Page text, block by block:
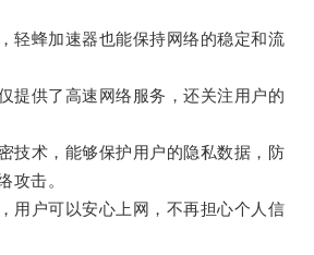
蜂加速器也能保持网络的稳定和流
供了高速网络服务，还关注用户的
术，能够保护用户的隐私数据，防
攻击。
户可以安心上网，不再担心个人信